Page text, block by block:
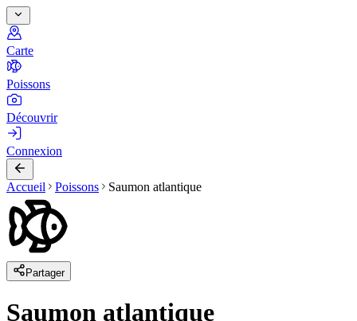
Carte
Poissons
Découvrir
Connexion
Accueil Poissons Saumon atlantique
Partager
Saumon atlantique